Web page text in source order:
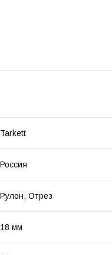
Tarkett
Россия
Рулон, Отрез
18 мм